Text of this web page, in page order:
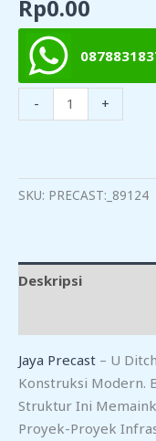
Rp0.00
-
Kuantitas
Harga
300x500x1200
+
SKU: PRECAST:_89124
Deskripsi
Jaya Precast – U
Konstruksi Modern.
Struktur Ini
Proyek-Proyek